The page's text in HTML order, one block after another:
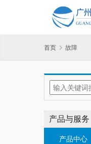
首页 故障
产品与服务
产品中心